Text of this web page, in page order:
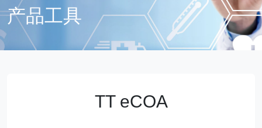
产品工具
TT eCOA